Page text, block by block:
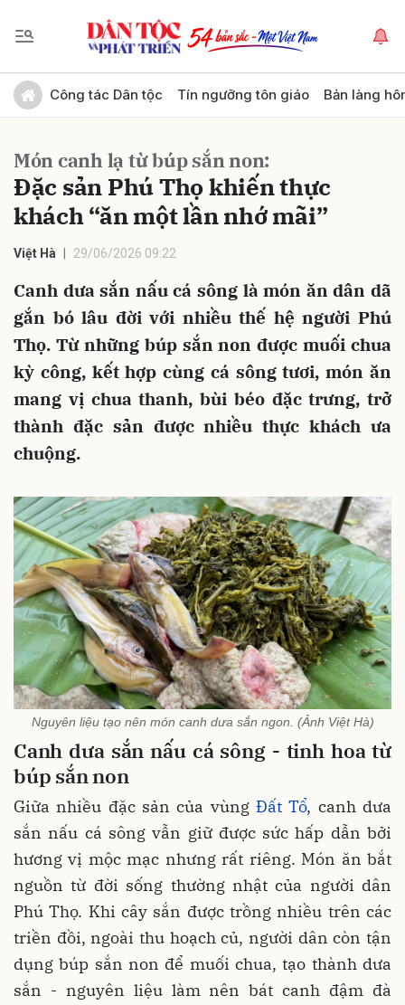
Công tác Dân tộc Tín ngưỡng tôn giáo Bản làng
Món canh lạ từ búp sắn non:
Đặc sản Phú Thọ khiến thực
khách “ăn một lần nhớ mãi”
Việt Hà 29/06/2026 09:22
Canh dưa sắn nấu cá sông là món ăn dân dã
gắn bó lâu đời với nhiều thế hệ người Phú
Thọ. Từ những búp sắn non được muối chua
kỳ công, kết hợp cùng cá sông tươi, món ăn
mang vị chua thanh, bùi béo đặc trưng, trở
thành đặc sản được nhiều thực khách ưa
chuộng.
Nguyên liệu tạo nên món canh dưa sắn ngon. (Ảnh Việt Hà)
Canh dưa sắn nấu cá sông - tinh hoa từ
búp sắn non
Giữa nhiều đặc sản của vùng Đất Tổ, canh dưa
sắn nấu cá sông vẫn giữ được sức hấp dẫn bởi
hương vị mộc mạc nhưng rất riêng. Món ăn bắt
nguồn từ đời sống thường nhật của người dân
Phú Thọ. Khi cây sắn được trồng nhiều trên các
triền đồi, ngoài thu hoạch củ, người dân còn tận
dụng búp sắn non để muối chua, tạo thành dưa
sắn - nguyên liệu làm nên bát canh đậm đà
Gửi bình luận